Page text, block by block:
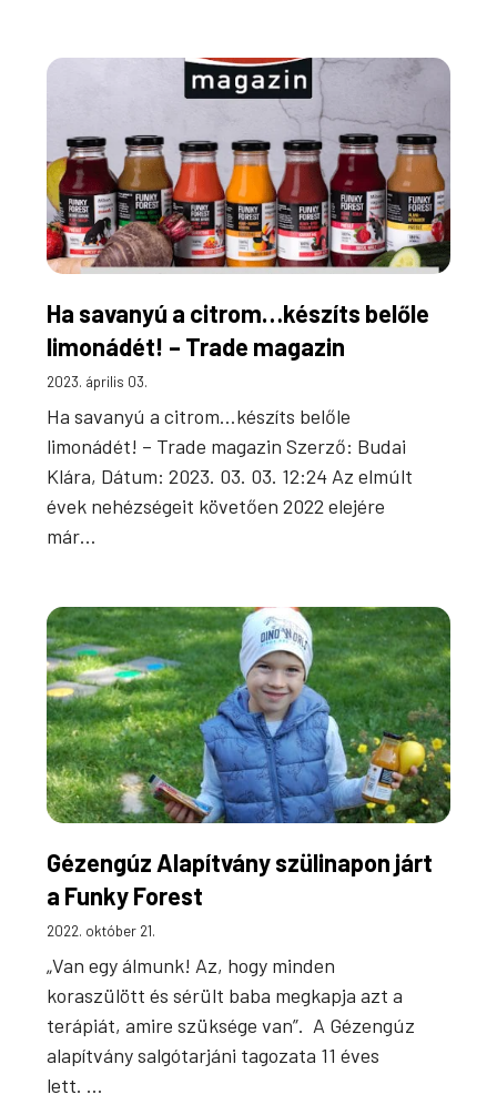
Ha savanyú a citrom…készíts belőle
limonádét! – Trade magazin
2023. április 03.
Ha savanyú a citrom…készíts belőle
limonádét! – Trade magazin Szerző: Budai
Klára, Dátum: 2023. 03. 03. 12:24 Az elmúlt
évek nehézségeit követően 2022 elejére
már…
Gézengúz Alapítvány szülinapon járt
a Funky Forest
2022. október 21.
„Van egy álmunk! Az, hogy minden
koraszülött és sérült baba megkapja azt a
terápiát, amire szüksége van”. A Gézengúz
alapítvány salgótarjáni tagozata 11 éves
lett. …